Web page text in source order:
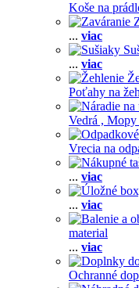
Koše na
... viac
... viac
Poťahy na
Vedrá , Mopy
Vrecia na
... viac
... viac
material
... viac
Ochranné